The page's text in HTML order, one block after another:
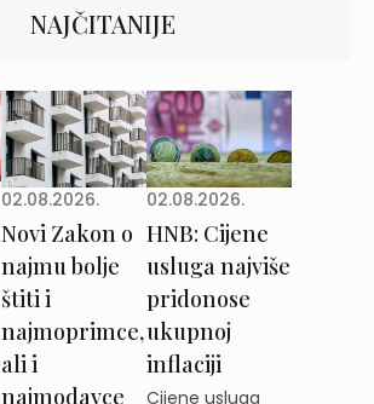
NAJČITANIJE
02.08.2026.
Novi Zakon o
najmu bolje
štiti i
najmoprimce,
ali i
najmodavce
02.08.2026.
HNB: Cijene
usluga najviše
pridonose
ukupnoj
inflaciji
Cijene usluga